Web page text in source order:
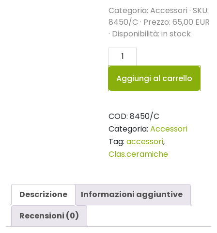
Categoria: Accessori · SKU:
8450/C · Prezzo: 65,00 EUR
· Disponibilità: in stock
Cerniere
chiusura
rallentata
per
Senso
quantità
Aggiungi al carrello
COD: 8450/C
Categoria: Accessori
Tag: accessori,
Clas.ceramiche
Descrizione
Informazioni aggiuntive
Recensioni (0)